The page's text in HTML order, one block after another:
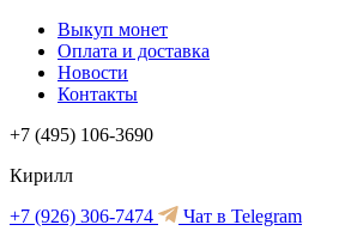
Выкуп монет
Оплата и доставка
Новости
Контакты
+7 (495) 106-3690
Кирилл
+7 (926) 306-7474
Чат в Telegram